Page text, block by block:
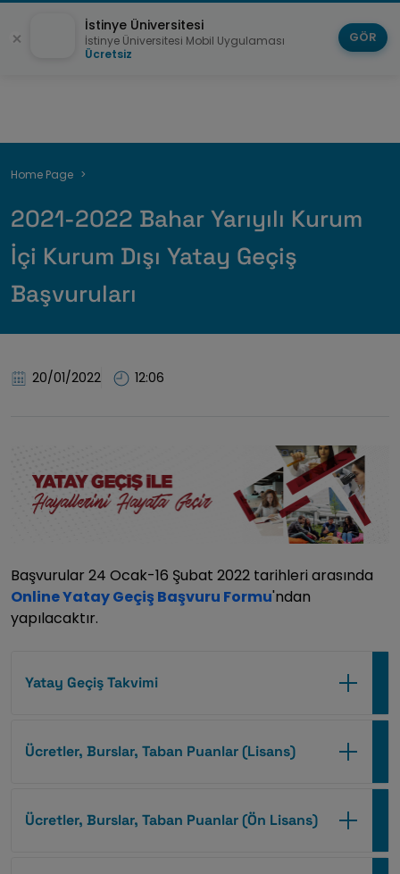
Breadcrumb
Home Page
2021-2022 Bahar Yarıyılı Kurum
İçi Kurum Dışı Yatay Geçiş
Başvuruları
20/01/2022 12:06
Başvurular 24 Ocak-16 Şubat 2022 tarihleri arasında
Online Yatay Geçiş Başvuru Formu'ndan
yapılacaktır.
Yatay Geçiş Takvimi
Ücretler, Burslar, Taban Puanlar (Lisans)
Ücretler, Burslar, Taban Puanlar (Ön Lisans)
İstinye Üniversitesi
İstinye Üniversitesi Mobil Uygulaması
Ücretsiz
GÖR